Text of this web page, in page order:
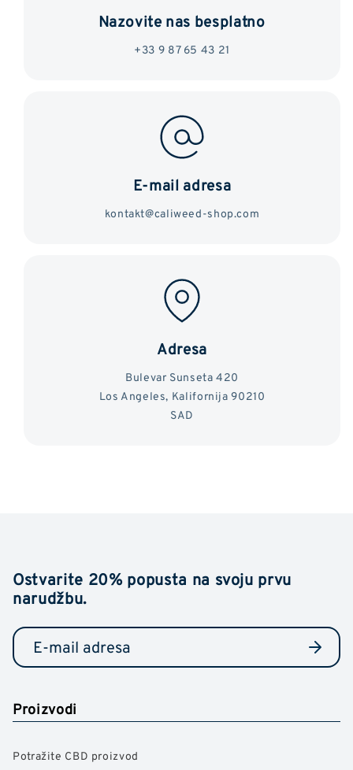
Nazovite nas besplatno
+33 9 87 65 43 21
E-mail adresa
kontakt@caliweed-shop.com
Adresa
Bulevar Sunseta 420
Los Angeles, Kalifornija 90210
SAD
Ostvarite 20% popusta na svoju prvu
narudžbu.
Proizvodi
Potražite CBD proizvod